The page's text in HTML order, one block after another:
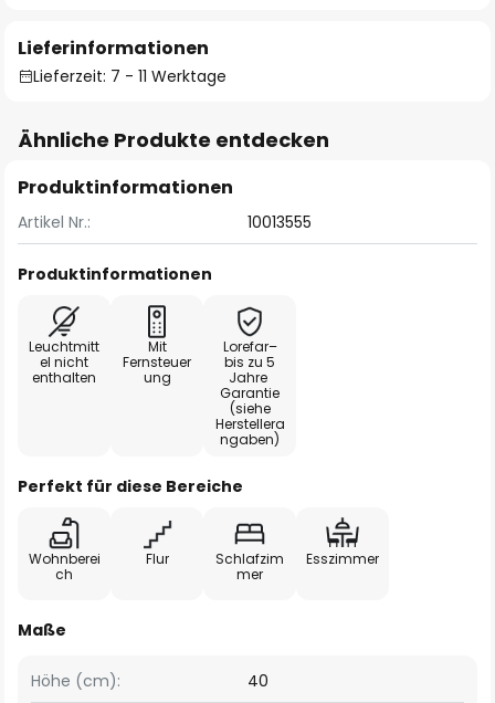
Lieferinformationen
Lieferzeit: 7 - 11 Werktage
Ähnliche Produkte entdecken
Produktinformationen
Artikel Nr.: 10013555
Produktinformationen
Leuchtmitt
el nicht
enthalten
Mit
Fernsteuer
ung
Lorefar–
bis zu 5
Jahre
Garantie
(siehe
Herstellera
ngaben)
Perfekt für diese Bereiche
Wohnberei
ch
Flur
Schlafzim
mer
Esszimmer
Maße
Höhe (cm):
40